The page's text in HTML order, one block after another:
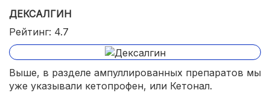
ДЕКСАЛГИН
Рейтинг: 4.7
Выше, в разделе ампуллированных препаратов мы
уже указывали кетопрофен, или Кетонал.